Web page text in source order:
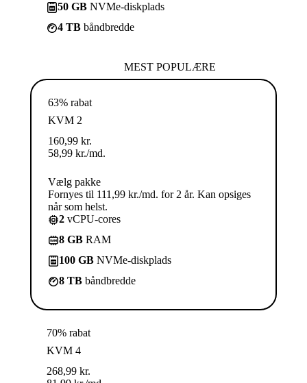
50 GB NVMe-diskplads
4 TB båndbredde
MEST POPULÆRE
63% rabat
KVM 2
160,99 kr.
58,99 kr./md.
Vælg pakke
Fornyes til 111,99 kr./md. for 2 år. Kan opsiges
når som helst.
2 vCPU-cores
8 GB RAM
100 GB NVMe-diskplads
8 TB båndbredde
70% rabat
KVM 4
268,99 kr.